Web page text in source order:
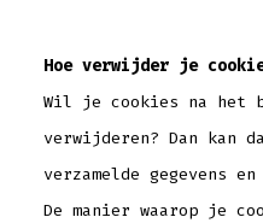
Hoe verwijder je
Wil je cookies na het
verwijderen? Dan kan
verzamelde gegevens
De manier waarop je